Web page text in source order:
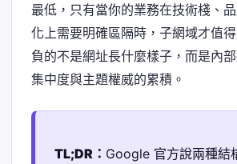
最低，只有當你的業務在技術棧、
化上需要明確區隔時，子網域才值
負的不是網址長什麼樣子，而是內
集中度與主題權威的累積。
TL;DR： Google 官方說兩種結